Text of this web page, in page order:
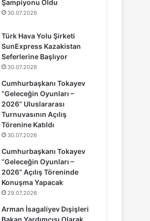
Şampiyonu Oldu
30.07.2026
Türk Hava Yolu Şirketi
SunExpress Kazakistan
Seferlerine Başlıyor
30.07.2026
Cumhurbaşkanı Tokayev
“Geleceğin Oyunları –
2026” Uluslararası
Turnuvasının Açılış
Törenine Katıldı
30.07.2026
Cumhurbaşkanı Tokayev
“Geleceğin Oyunları –
2026” Açılış Töreninde
Konuşma Yapacak
29.07.2026
Arman İsagaliyev Dışişleri
Bakan Yardımcısı Olarak